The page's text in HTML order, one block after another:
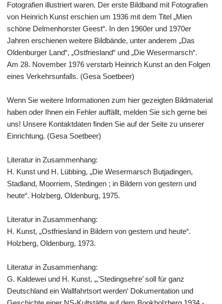
Fotografien illustriert waren. Der erste Bildband mit Fotografien
von Heinrich Kunst erschien um 1936 mit dem Titel „Mien
schöne Delmenhorster Geest“. In den 1960er und 1970er
Jahren erschienen weitere Bildbände, unter anderem „Das
Oldenburger Land“, „Ostfriesland“ und „Die Wesermarsch“.
Am 28. November 1976 verstarb Heinrich Kunst an den Folgen
eines Verkehrsunfalls. (Gesa Soetbeer)
Wenn Sie weitere Informationen zum hier gezeigten Bildmaterial
haben oder Ihnen ein Fehler auffällt, melden Sie sich gerne bei
uns! Unsere Kontaktdaten finden Sie auf der Seite zu unserer
Einrichtung. (Gesa Soetbeer)
Literatur in Zusammenhang:
H. Kunst und H. Lübbing, „Die Wesermarsch Butjadingen,
Stadland, Moorriem, Stedingen ; in Bildern von gestern und
heute“. Holzberg, Oldenburg, 1975.
Literatur in Zusammenhang:
H. Kunst, „Ostfriesland in Bildern von gestern und heute“.
Holzberg, Oldenburg, 1973.
Literatur in Zusammenhang:
G. Kaldewei und H. Kunst, „‚’Stedingsehre’ soll für ganz
Deutschland ein Wallfahrtsort werden‘ Dokumentation und